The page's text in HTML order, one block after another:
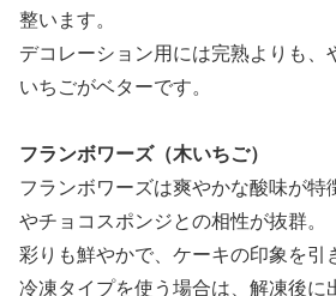
整います。
デコレーション用には完熟よりも、
いちごがベターです。
フランボワーズ（木いちご）
フランボワーズは爽やかな酸味が特
やチョコスポンジとの相性が抜群。
彩りも鮮やかで、ケーキの印象を引
冷凍タイプを使う場合は、解凍後に